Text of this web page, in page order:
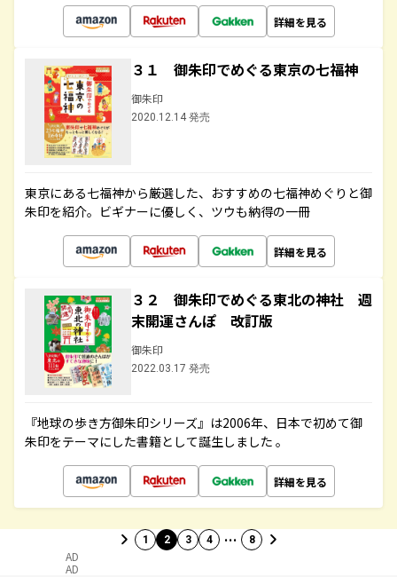
詳細を見る
３１ 御朱印でめぐる東京の七福神
御朱印
2020.12.14 発売
東京にある七福神から厳選した、おすすめの七福神めぐりと御
朱印を紹介。ビギナーに優しく、ツウも納得の一冊
詳細を見る
３２ 御朱印でめぐる東北の神社 週
末開運さんぽ 改訂版
御朱印
2022.03.17 発売
『地球の歩き方御朱印シリーズ』は2006年、日本で初めて御
朱印をテーマにした書籍として誕生しました 。
詳細を見る
1 2 3 4 … 8
AD
AD